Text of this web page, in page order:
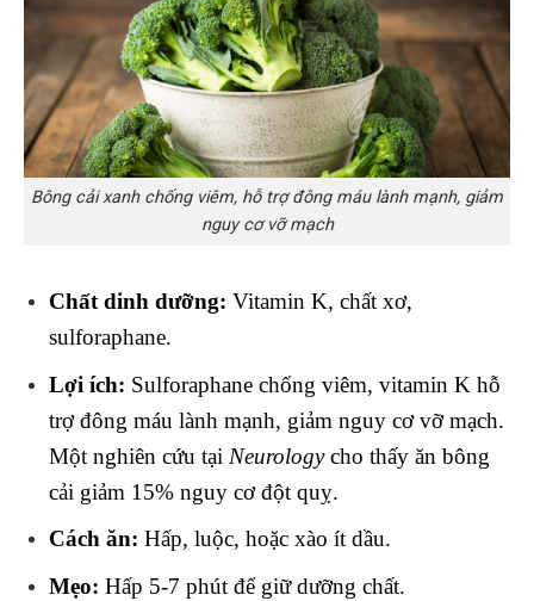
Bông cải xanh chống viêm, hỗ trợ đông máu lành mạnh, giảm
nguy cơ vỡ mạch
Chất dinh dưỡng: Vitamin K, chất xơ,
sulforaphane.
Lợi ích: Sulforaphane chống viêm, vitamin K hỗ
trợ đông máu lành mạnh, giảm nguy cơ vỡ mạch.
Một nghiên cứu tại Neurologycho thấy ăn bông
cải giảm 15% nguy cơ đột quỵ.
Cách ăn: Hấp, luộc, hoặc xào ít dầu.
Mẹo: Hấp 5-7 phút để giữ dưỡng chất.